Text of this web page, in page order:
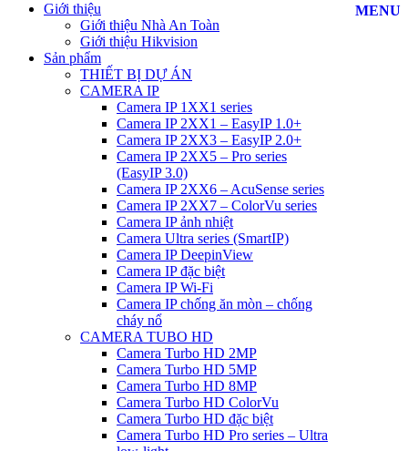
MENU
Giới thiệu
Giới thiệu Nhà An Toàn
Giới thiệu Hikvision
Sản phẩm
THIẾT BỊ DỰ ÁN
CAMERA IP
Camera IP 1XX1 series
Camera IP 2XX1 – EasyIP 1.0+
Camera IP 2XX3 – EasyIP 2.0+
Camera IP 2XX5 – Pro series
(EasyIP 3.0)
Camera IP 2XX6 – AcuSense series
Camera IP 2XX7 – ColorVu series
Camera IP ảnh nhiệt
Camera Ultra series (SmartIP)
Camera IP DeepinView
Camera IP đặc biệt
Camera IP Wi-Fi
Camera IP chống ăn mòn – chống
cháy nổ
CAMERA TUBO HD
Camera Turbo HD 2MP
Camera Turbo HD 5MP
Camera Turbo HD 8MP
Camera Turbo HD ColorVu
Camera Turbo HD đặc biệt
Camera Turbo HD Pro series – Ultra